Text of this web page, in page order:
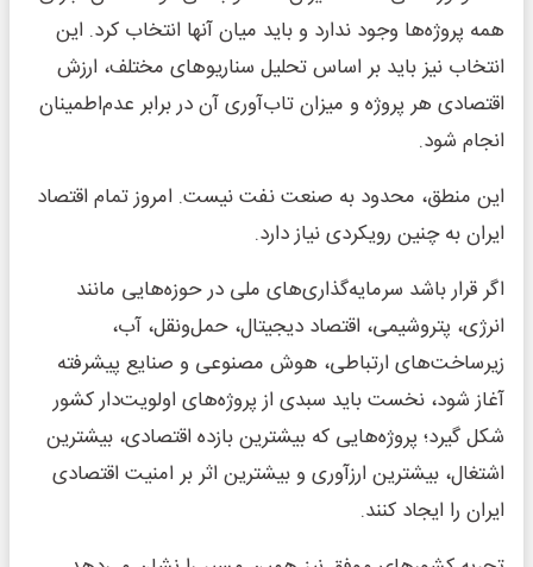
همه پروژه‌ها وجود ندارد و باید میان آنها انتخاب کرد. این
انتخاب نیز باید بر اساس تحلیل سناریوهای مختلف، ارزش
اقتصادی هر پروژه و میزان تاب‌آوری آن در برابر عدم‌اطمینان
انجام شود.
این منطق، محدود به صنعت نفت نیست. امروز تمام اقتصاد
ایران به چنین رویکردی نیاز دارد.
اگر قرار باشد سرمایه‌گذاری‌های ملی در حوزه‌هایی مانند
انرژی، پتروشیمی، اقتصاد دیجیتال، حمل‌ونقل، آب،
زیرساخت‌های ارتباطی، هوش مصنوعی و صنایع پیشرفته
آغاز شود، نخست باید سبدی از پروژه‌های اولویت‌دار کشور
شکل گیرد؛ پروژه‌هایی که بیشترین بازده اقتصادی، بیشترین
اشتغال، بیشترین ارزآوری و بیشترین اثر بر امنیت اقتصادی
ایران را ایجاد کنند.